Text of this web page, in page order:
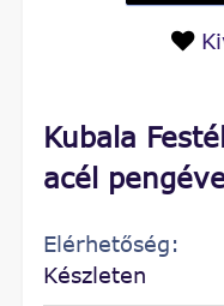
Kubala
acél
Elérhetőség:
Készleten